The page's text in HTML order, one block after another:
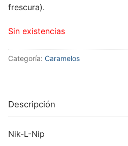
frescura).
Sin existencias
Categoría: Caramelos
Descripción
Nik-L-Nip